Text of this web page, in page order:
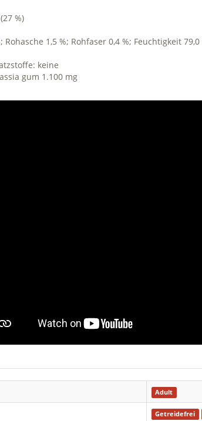
%)
1,5 %; Rohfaser 0,4 %; Feuchtigkeit 79,0
keine
gum 1.100 mg
Adult
Getreidefrei